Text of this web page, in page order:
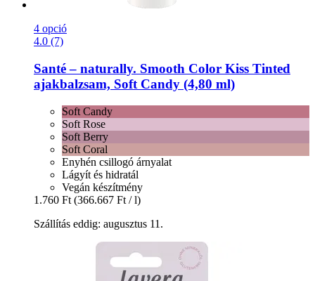
4 opció
4.0 (7)
Santé – naturally. Smooth Color Kiss Tinted
ajakbalzsam, Soft Candy (4,80 ml)
Soft Candy
Soft Rose
Soft Berry
Soft Coral
Enyhén csillogó árnyalat
Lágyít és hidratál
Vegán készítmény
1.760 Ft (366.667 Ft / l)
Szállítás eddig: augusztus 11.